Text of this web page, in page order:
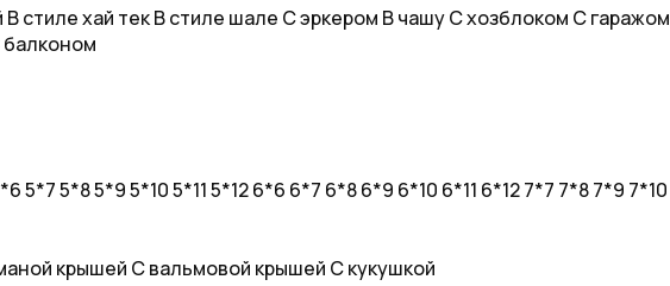
В стиле хай текВ стиле шале С эркером В чашуС хозблоком С гаражом
5*75*85*95*105*115*126*6 6*7 6*86*9 6*10 6*11 6*127*7 7*87*9 7*10
крышей С вальмовой крышей С кукушкой